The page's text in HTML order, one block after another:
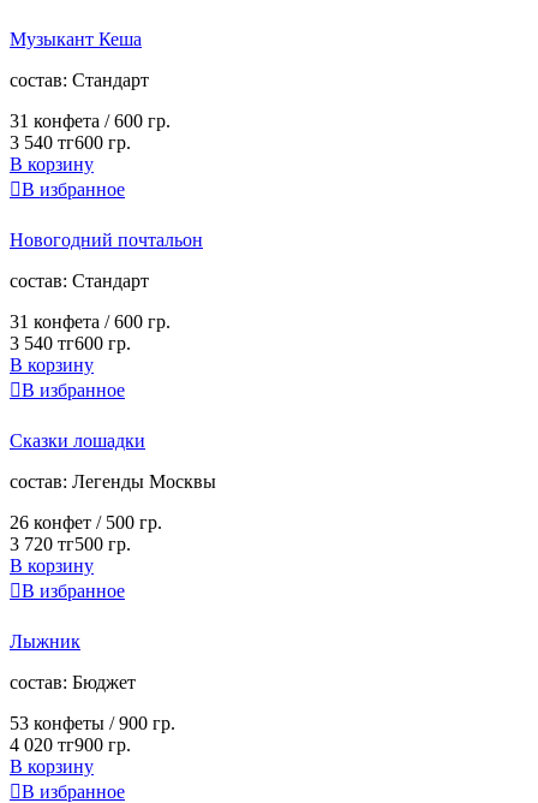
Музыкант Кеша
cостав: Стандарт
31 конфета /600 гр.
3 540 тг600 гр.
В корзину
В избранное
Новогодний почтальон
cостав: Стандарт
31 конфета /600 гр.
3 540 тг600 гр.
В корзину
В избранное
Сказки лошадки
cостав: Легенды Москвы
26 конфет / 500 гр.
3 720 тг500 гр.
В корзину
В избранное
Лыжник
cостав: Бюджет
53 конфеты /900 гр.
4 020 тг900 гр.
В корзину
В избранное